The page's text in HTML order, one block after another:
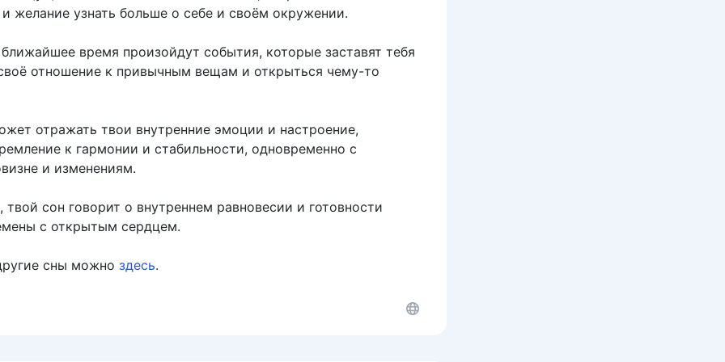
желание узнать больше о себе и своём окружении.
время произойдут события, которые заставят тебя
отношение к привычным вещам и открыться чему-то
отражать твои внутренние эмоции и настроение,
к гармонии и стабильности, одновременно с
и изменениям.
сон говорит о внутреннем равновесии и готовности
с открытым сердцем.
сны можно здесь.